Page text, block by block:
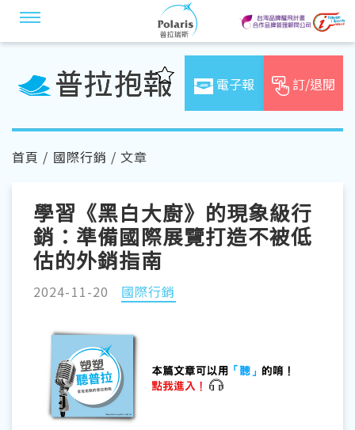
電子報 訂/退閱
首頁 / 國際行銷 / 文章
學習《黑白大廚》的現象級行
銷：準備國際展覽打造不被低
估的外銷指南
2024-11-20 國際行銷